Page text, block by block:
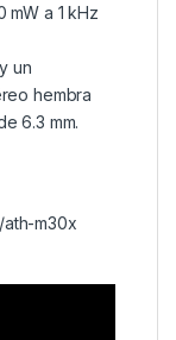
mW a 1 kHz
un
hembra
6.3 mm.
m30x